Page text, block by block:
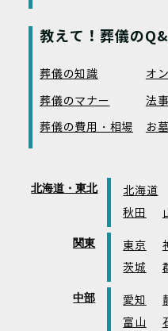
教えて！葬儀の
葬儀の知識 オ
葬儀のマナー
法
葬儀の費用・相場
お
北海道・東北 北海道
秋田
関東 東京
茨城
中部 愛知
富山